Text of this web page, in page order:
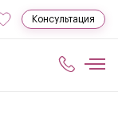
Консультация